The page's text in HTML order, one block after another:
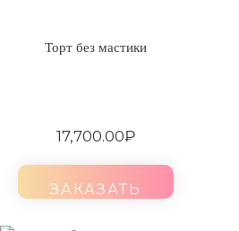
Торт без мастики
17,700.00₽
ЗАКАЗАТЬ